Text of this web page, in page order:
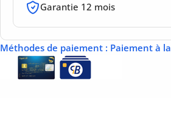
Garantie 12 mois
Méthodes de paiement : Paiement à